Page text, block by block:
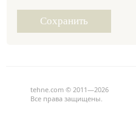
tehne.com © 2011—2026
Все права защищены.